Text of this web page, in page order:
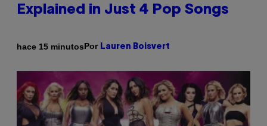
Explained in Just 4 Pop Songs
hace 15 minutosPor Lauren Boisvert